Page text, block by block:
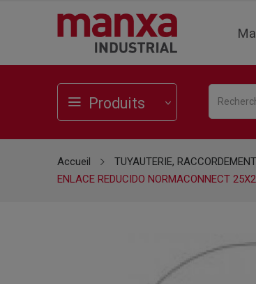
Produits
Accueil TUYAUTERIE,
ENLACE REDUCIDO NORMACONNECT